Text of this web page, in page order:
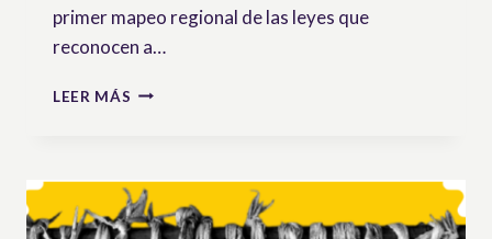
primer mapeo regional de las leyes que
reconocen a…
LEER MÁS RECONOCIMIENTO
AMÉRICA
LATINA
A